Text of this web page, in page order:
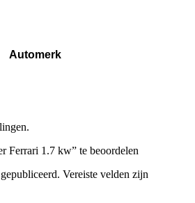
Automerk
Ferrari 1.7 kw” te beoordelen
Vereiste velden zijn